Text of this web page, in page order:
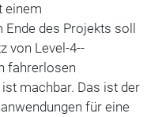
einem
Ende des Projekts soll
von Level-4-­
fahrerlosen
machbar. Das ist der
für eine